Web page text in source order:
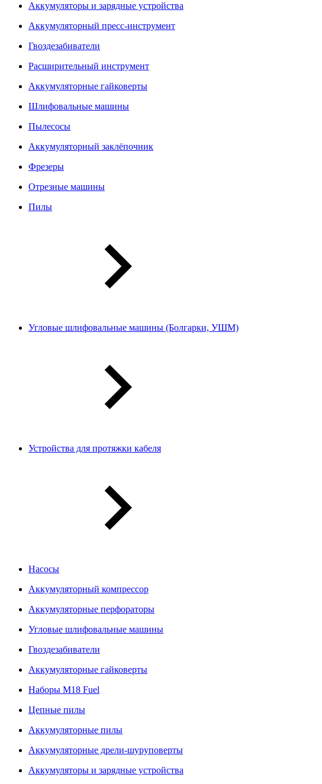
Аккумуляторы и зарядные устройства
Аккумуляторный пресс-инструмент
Гвоздезабиватели
Расширительный инструмент
Аккумуляторные гайковерты
Шлифовальные машины
Пылесосы
Аккумуляторный заклёпочник
Фрезеры
Отрезные машины
Пилы
Угловые шлифовальные машины (Болгарки, УШМ)
Устройства для протяжки кабеля
Насосы
Аккумуляторный компрессор
Аккумуляторные перфораторы
Угловые шлифовальные машины
Гвоздезабиватели
Аккумуляторные гайковерты
Наборы M18 Fuel
Цепные пилы
Аккумуляторные пилы
Аккумуляторные дрели-шуруповерты
Аккумуляторы и зарядные устройства